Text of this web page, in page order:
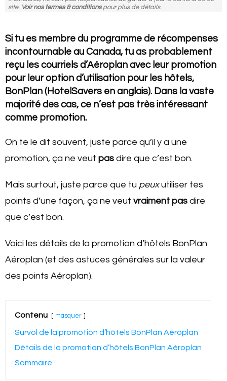
site. Voir nos termes & conditionspour plus de détails.
Si tu es membre du programme de récompenses
incontournable au Canada, tu as probablement
reçu les courriels d’Aéroplan avec leur promotion
pour leur option d’utilisation pour les hôtels,
BonPlan (HotelSavers en anglais). Dans la vaste
majorité des cas, ce n’est pas très intéressant
comme promotion.
On te le dit souvent, juste parce qu’il y a une
promotion, ça ne veut pas dire que c’est bon.
Mais surtout, juste parce que tu peuxutiliser tes
points d’une façon, ça ne veut vraiment pas dire
que c’est bon.
Voici les détails de la promotion d’hôtels BonPlan
Aéroplan (et des astuces générales sur la valeur
des points Aéroplan).
Contenu masquer
Survol de la promotion d’hôtels BonPlan Aéroplan
Détails de la promotion d’hôtels BonPlan Aéroplan
Sommaire